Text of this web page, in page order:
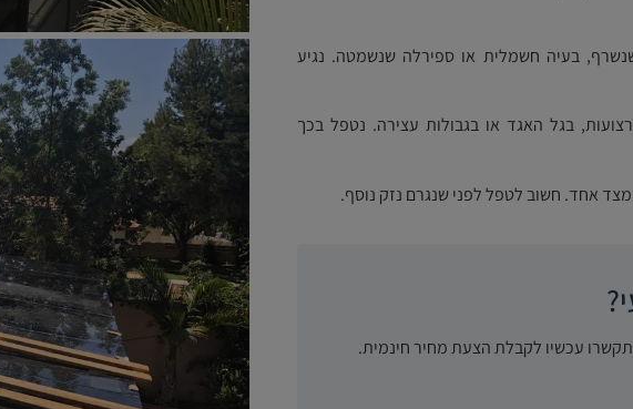
בעיה חשמלית או ספירלה שנשמטה. נגיע
בגל האגד או בגבולות עצירה. נטפל בכך
אחד. חשוב לטפל לפני שנגרם נזק נוסף.
עכשיו לקבלת הצעת מחיר חינמית.